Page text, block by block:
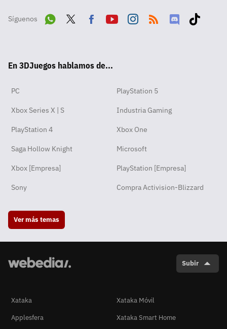
Síguenos
pp
ok
En 3DJuegos hablamos de...
PC PlayStation 5
Xbox Series X | S Industria Gaming
PlayStation 4 Xbox One
Saga Hollow Knight Microsoft
Xbox [Empresa] PlayStation [Empresa]
Sony Compra Activision-Blizzard
Ver más temas
Subir
Xataka
Xataka Móvil
Applesfera
Xataka Smart Home